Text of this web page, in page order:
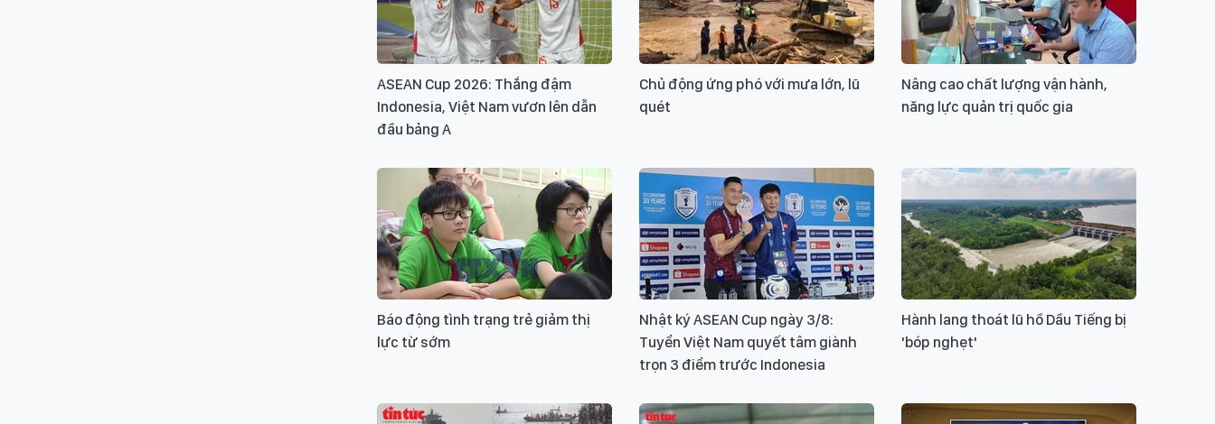
ASEAN Cup 2026: Thắng đậm
Indonesia, Việt Nam vươn lên dẫn
đầu bảng A
Chủ động ứng phó với mưa lớn, lũ
quét
Nâng cao chất lượng vận hành,
năng lực quản trị quốc gia
Báo động tình trạng trẻ giảm thị
lực từ sớm
Nhật ký ASEAN Cup ngày 3/8:
Tuyển Việt Nam quyết tâm giành
trọn 3 điểm trước Indonesia
Hành lang thoát lũ hồ Dầu Tiếng bị
'bóp nghẹt'